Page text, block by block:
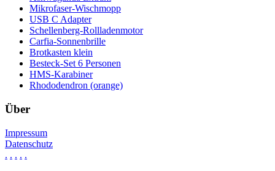
Mikrofaser-Wischmopp
USB C Adapter
Schellenberg-Rollladenmotor
Carfia-Sonnenbrille
Brotkasten klein
Besteck-Set 6 Personen
HMS-Karabiner
Rhododendron (orange)
Über
Impressum
Datenschutz
. . . . .